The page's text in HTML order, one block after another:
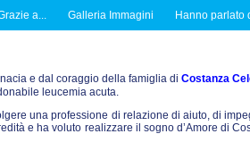
a... Galleria Immagini Hanno parlato
e dal coraggio della famiglia di Costanza
leucemia acuta.
una professione di relazione di aiuto, di
e ha voluto realizzare il sogno d’Amore di